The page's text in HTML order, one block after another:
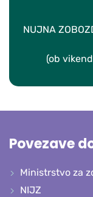
NUJNA
(ob
Povezave
Ministrstvo za
NIJZ